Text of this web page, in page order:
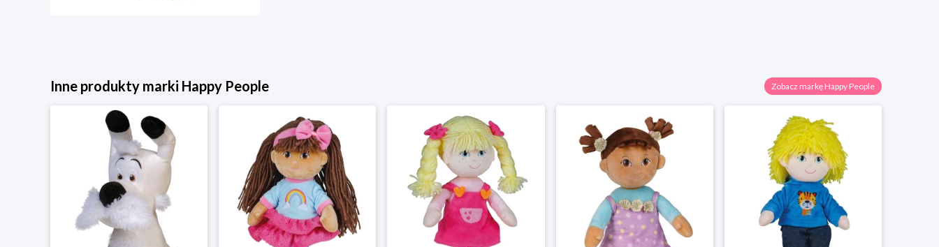
Inne produkty marki Happy People Zobacz markę Happy People